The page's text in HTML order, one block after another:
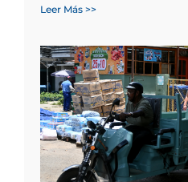
Leer Más >>